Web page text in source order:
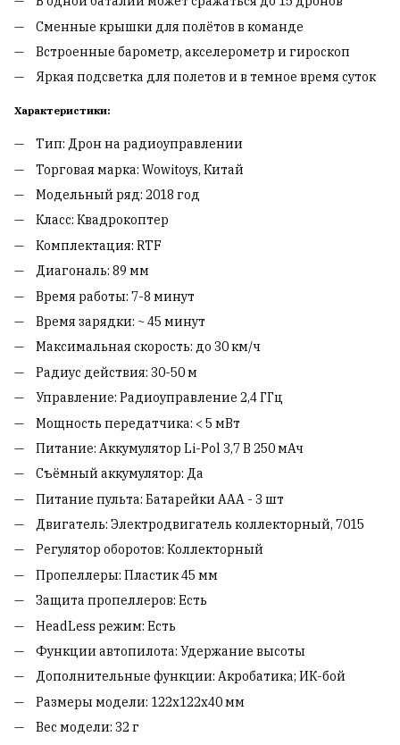
Сменные крышки для полётов в команде
Встроенные барометр, акселерометр и гироскоп
Яркая подсветка для полетов и в темное время суток
Характеристики:
Тип: Дрон на радиоуправлении
Торговая марка: Wowitoys, Китай
Модельный ряд: 2018 год
Класс: Квадрокоптер
Комплектация: RTF
Диагональ: 89 мм
Время работы: 7-8 минут
Время зарядки: ~ 45 минут
Максимальная скорость: до 30 км/ч
Радиус действия: 30-50 м
Управление: Радиоуправление 2,4 ГГц
Мощность передатчика: < 5 мВт
Питание: Аккумулятор Li-Pol 3,7 В 250 мАч
Съёмный аккумулятор: Да
Питание пульта: Батарейки ААА - 3 шт
Двигатель: Электродвигатель коллекторный, 7015
Регулятор оборотов: Коллекторный
Пропеллеры: Пластик 45 мм
Защита пропеллеров: Есть
HeadLess режим: Есть
Функции автопилота: Удержание высоты
Дополнительные функции: Акробатика; ИК-бой
Размеры модели: 122х122х40 мм
Вес модели: 32 г